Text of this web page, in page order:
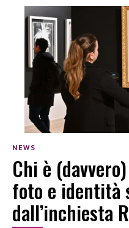
NEWS
Chi è
foto e identità
dall’inchiesta